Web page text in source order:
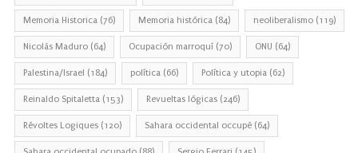
Memoria Historica (76) Memoria histórica (84) neoliberalismo (119)
Nicolás Maduro (64) Ocupación marroquí (70) ONU (64)
Palestina/Israel (184) política (66) Política y utopia (62)
Reinaldo Spitaletta (153) Revueltas lógicas (246)
Révoltes Logiques (120) Sahara occidental occupé (64)